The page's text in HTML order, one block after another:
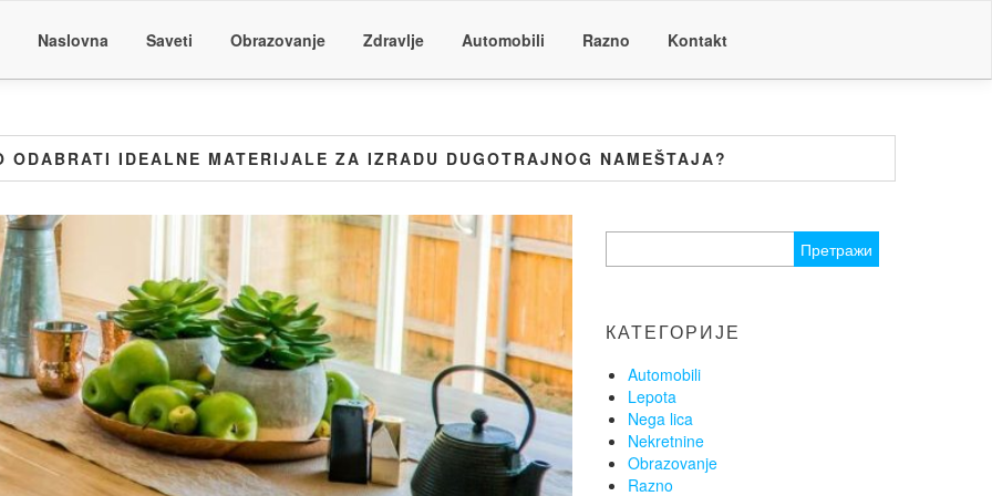
Naslovna Saveti Obrazovanje Zdravlje Automobili Razno Kontakt
ODABRATI IDEALNE MATERIJALE ZA IZRADU DUGOTRAJNOG NAMEŠTAJA?
за:
КАТЕГОРИЈЕ
Automobili
Lepota
Nega lica
Nekretnine
Obrazovanje
Razno